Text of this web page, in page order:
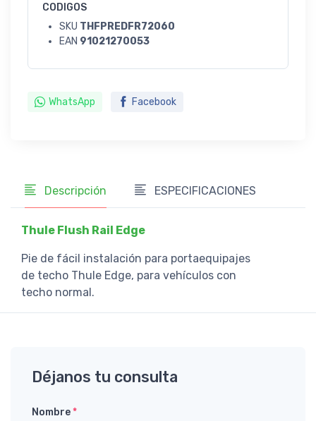
CODIGOS
SKU THFPREDFR72060
EAN 91021270053
WhatsApp Facebook
Descripción ESPECIFICACIONES
Thule Flush Rail Edge
Pie de fácil instalación para portaequipajes
de techo Thule Edge, para vehículos con
techo normal.
Déjanos tu consulta
Nombre*